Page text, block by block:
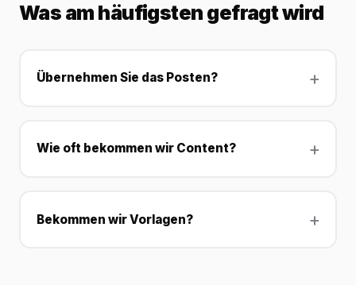
Was am häufigsten gefragt wird
Übernehmen Sie das Posten?
Wie oft bekommen wir Content?
Bekommen wir Vorlagen?